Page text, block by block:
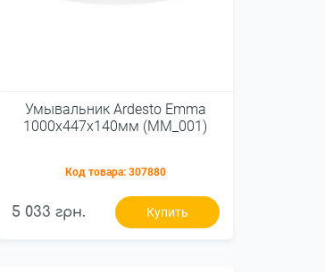
Умывальник Ardesto Emma
1000х447х140мм (MM_001)
Код товара: 307880
5 033 грн. Купить